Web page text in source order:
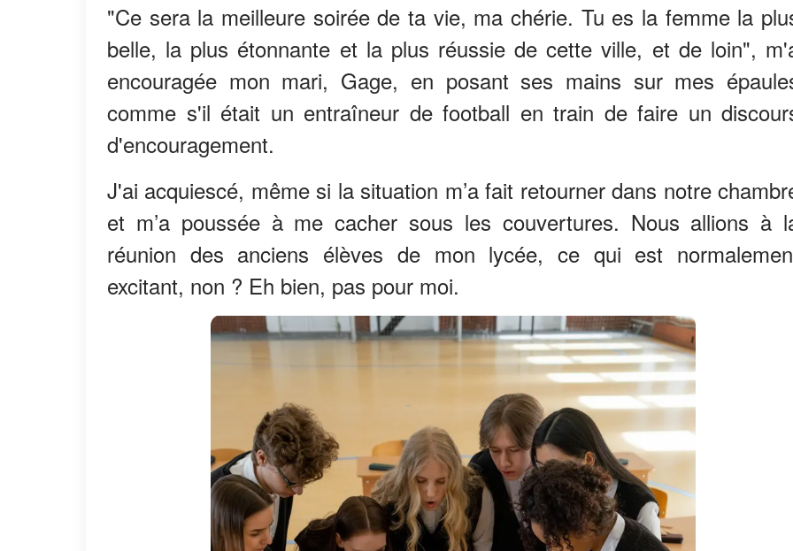
"Ce sera la meilleure soirée de ta vie, ma chérie. Tu es la femme la
belle, la plus étonnante et la plus réussie de cette ville, et de loin",
encouragée mon mari, Gage, en posant ses mains sur mes
comme s'il était un entraîneur de football en train de faire un
d'encouragement.
J'ai acquiescé, même si la situation m’a fait retourner dans notre
et m’a poussée à me cacher sous les couvertures. Nous allions à
réunion des anciens élèves de mon lycée, ce qui est
excitant, non ? Eh bien, pas pour moi.